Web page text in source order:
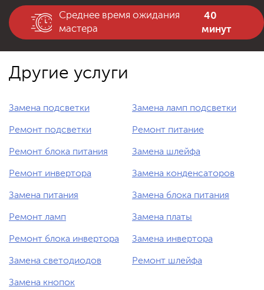
Другие услуги
Замена подсветки Замена ламп подсветки
Ремонт подсветки Ремонт питание
Ремонт блока питания Замена шлейфа
Ремонт инвертора Замена конденсаторов
Замена питания Замена блока питания
Ремонт ламп Замена платы
Ремонт блока инвертора Замена инвертора
Замена светодиодов Ремонт шлейфа
Замена кнопок
Среднее время ожидания
мастера
40
минут